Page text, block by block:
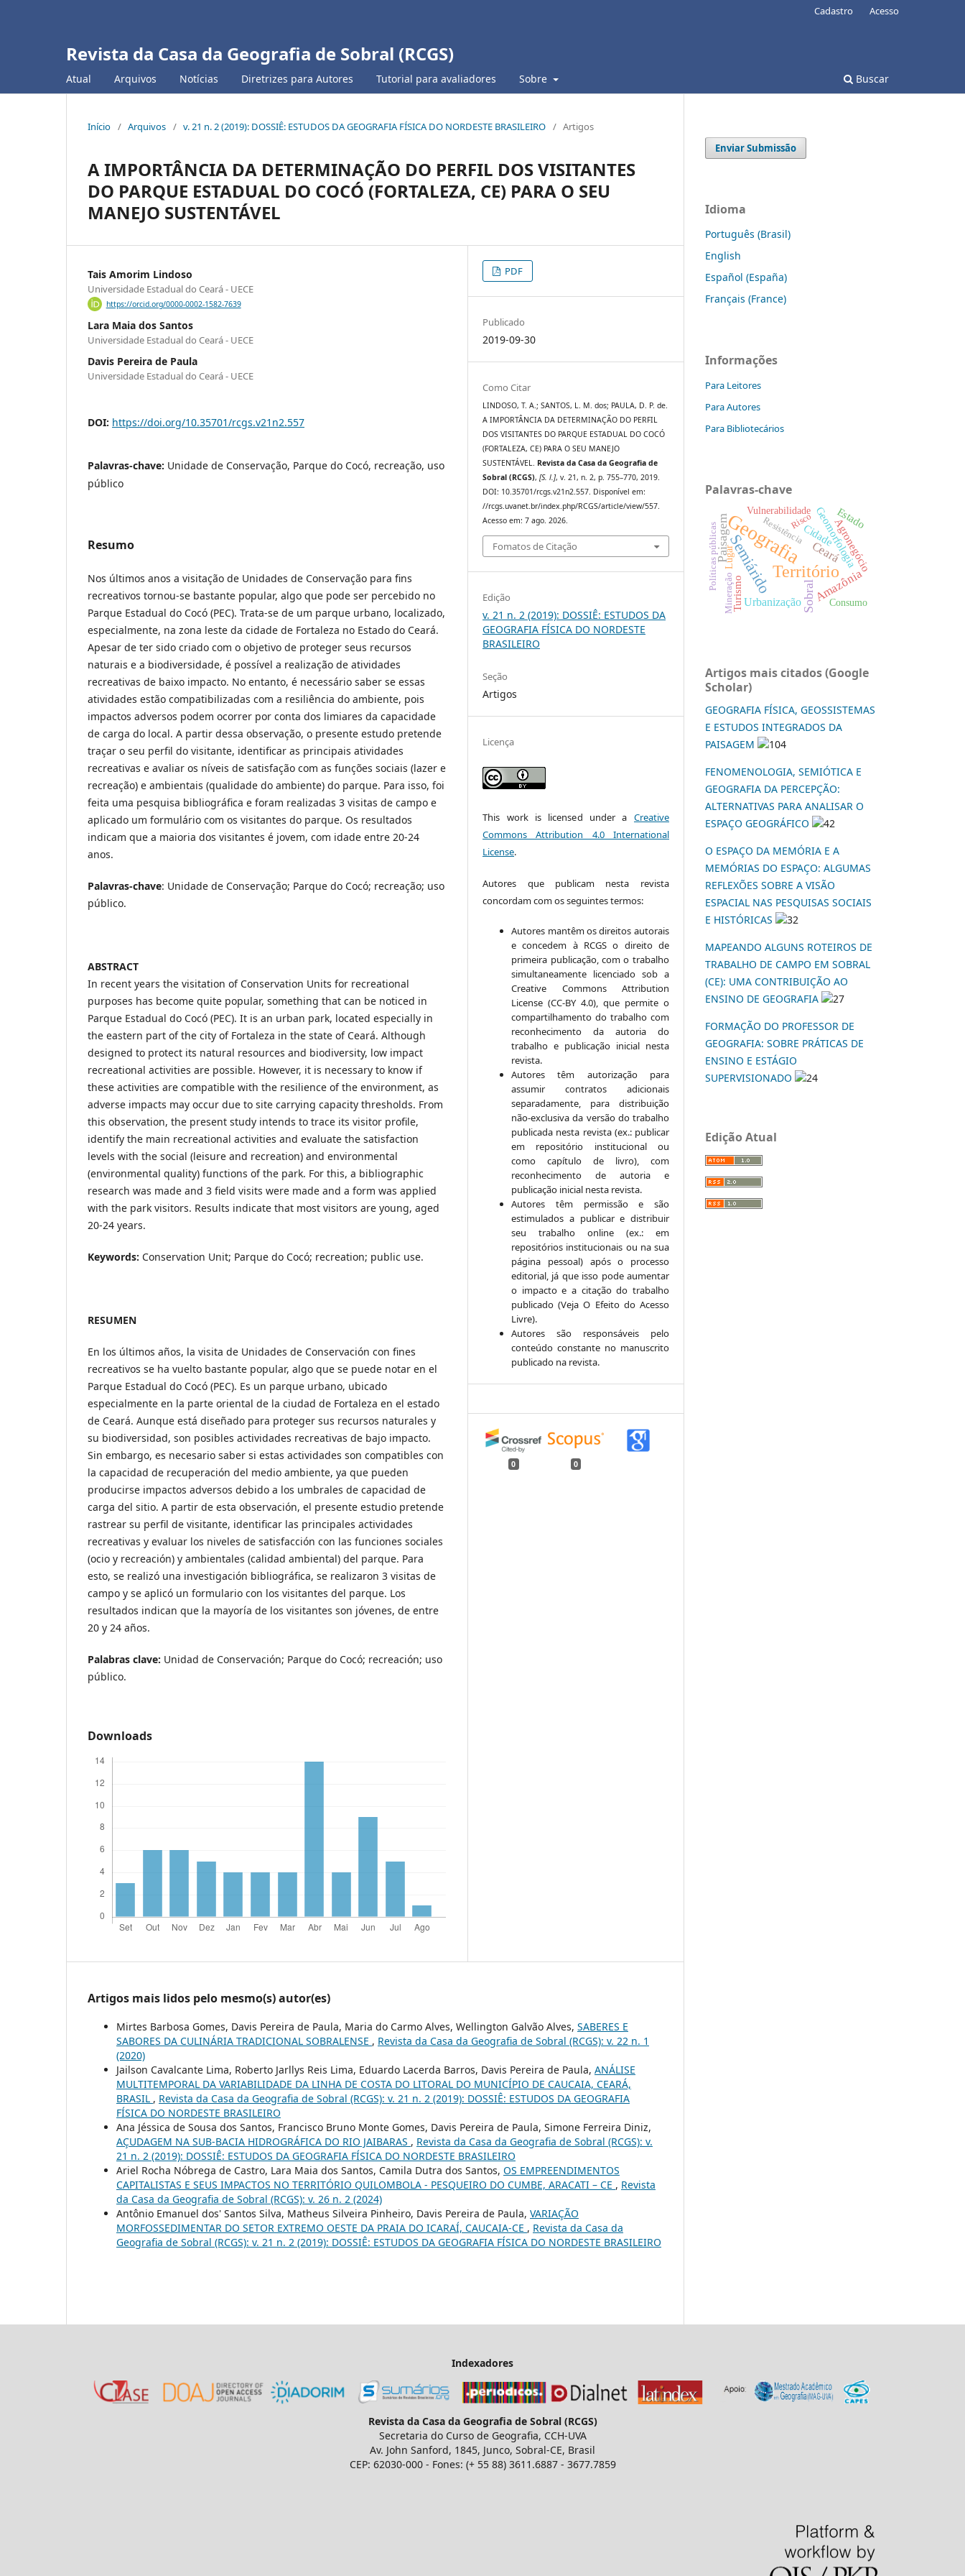
Revista da Casa da Geografia de Sobral (RCGS)
Atual Arquivos Notícias Diretrizes para Autores Tutorial para avaliadores Sobre Buscar
Cadastro Acesso
Início / Arquivos / v. 21 n. 2 (2019): DOSSIÊ: ESTUDOS DA GEOGRAFIA FÍSICA DO NORDESTE BRASILEIRO / Artigos
A IMPORTÂNCIA DA DETERMINAÇÃO DO PERFIL DOS VISITANTES
DO PARQUE ESTADUAL DO COCÓ (FORTALEZA, CE) PARA O SEU
MANEJO SUSTENTÁVEL
Tais Amorim Lindoso
Universidade Estadual do Ceará - UECE
https://orcid.org/0000-0002-1582-7639
Lara Maia dos Santos
Universidade Estadual do Ceará - UECE
Davis Pereira de Paula
Universidade Estadual do Ceará - UECE
DOI: https://doi.org/10.35701/rcgs.v21n2.557
Palavras-chave: Unidade de Conservação, Parque do Cocó, recreação, uso
público
Resumo
Nos últimos anos a visitação de Unidades de Conservação para fins
recreativos tornou-se bastante popular, algo que pode ser percebido no
Parque Estadual do Cocó (PEC). Trata-se de um parque urbano, localizado,
especialmente, na zona leste da cidade de Fortaleza no Estado do Ceará.
Apesar de ter sido criado com o objetivo de proteger seus recursos
naturais e a biodiversidade, é possível a realização de atividades
recreativas de baixo impacto. No entanto, é necessário saber se essas
atividades estão compatibilizadas com a resiliência do ambiente, pois
impactos adversos podem ocorrer por conta dos limiares da capacidade
de carga do local. A partir dessa observação, o presente estudo pretende
traçar o seu perfil do visitante, identificar as principais atividades
recreativas e avaliar os níveis de satisfação com as funções sociais (lazer e
recreação) e ambientais (qualidade do ambiente) do parque. Para isso, foi
feita uma pesquisa bibliográfica e foram realizadas 3 visitas de campo e
aplicado um formulário com os visitantes do parque. Os resultados
indicam que a maioria dos visitantes é jovem, com idade entre 20-24
anos.
Palavras-chave: Unidade de Conservação; Parque do Cocó; recreação; uso
público.
ABSTRACT
In recent years the visitation of Conservation Units for recreational
purposes has become quite popular, something that can be noticed in
Parque Estadual do Cocó (PEC). It is an urban park, located especially in
the eastern part of the city of Fortaleza in the state of Ceará. Although
designed to protect its natural resources and biodiversity, low impact
recreational activities are possible. However, it is necessary to know if
these activities are compatible with the resilience of the environment, as
adverse impacts may occur due to site carrying capacity thresholds. From
this observation, the present study intends to trace its visitor profile,
identify the main recreational activities and evaluate the satisfaction
levels with the social (leisure and recreation) and environmental
(environmental quality) functions of the park. For this, a bibliographic
research was made and 3 field visits were made and a form was applied
with the park visitors. Results indicate that most visitors are young, aged
20-24 years.
Keywords: Conservation Unit; Parque do Cocó; recreation; public use.
RESUMEN
En los últimos años, la visita de Unidades de Conservación con fines
recreativos se ha vuelto bastante popular, algo que se puede notar en el
Parque Estadual do Cocó (PEC). Es un parque urbano, ubicado
especialmente en la parte oriental de la ciudad de Fortaleza en el estado
de Ceará. Aunque está diseñado para proteger sus recursos naturales y
su biodiversidad, son posibles actividades recreativas de bajo impacto.
Sin embargo, es necesario saber si estas actividades son compatibles con
la capacidad de recuperación del medio ambiente, ya que pueden
producirse impactos adversos debido a los umbrales de capacidad de
carga del sitio. A partir de esta observación, el presente estudio pretende
rastrear su perfil de visitante, identificar las principales actividades
recreativas y evaluar los niveles de satisfacción con las funciones sociales
(ocio y recreación) y ambientales (calidad ambiental) del parque. Para
esto, se realizó una investigación bibliográfica, se realizaron 3 visitas de
campo y se aplicó un formulario con los visitantes del parque. Los
resultados indican que la mayoría de los visitantes son jóvenes, de entre
20 y 24 años.
Palabras clave: Unidad de Conservación; Parque do Cocó; recreación; uso
público.
Downloads
PDF
Publicado
2019-09-30
Como Citar
LINDOSO, T. A.; SANTOS, L. M. dos; PAULA, D. P. de.
A IMPORTÂNCIA DA DETERMINAÇÃO DO PERFIL
DOS VISITANTES DO PARQUE ESTADUAL DO COCÓ
(FORTALEZA, CE) PARA O SEU MANEJO
SUSTENTÁVEL. Revista da Casa da Geografia de
Sobral (RCGS),[S. l.], v. 21, n. 2, p. 755–770, 2019.
DOI: 10.35701/rcgs.v21n2.557. Disponível em:
//rcgs.uvanet.br/index.php/RCGS/article/view/557.
Acesso em: 7 ago. 2026.
Fomatos de Citação
Edição
v. 21 n. 2 (2019): DOSSIÊ: ESTUDOS DA
GEOGRAFIA FÍSICA DO NORDESTE
BRASILEIRO
Seção
Artigos
Licença
This work is licensed under a Creative
Commons Attribution 4.0 International
License.
Autores que publicam nesta revista
concordam com os seguintes termos:
Autores mantêm os direitos autorais
e concedem à RCGS o direito de
primeira publicação, com o trabalho
simultaneamente licenciado sob a
Creative Commons Attribution
License (CC-BY 4.0), que permite o
compartilhamento do trabalho com
reconhecimento da autoria do
trabalho e publicação inicial nesta
revista.
Autores têm autorização para
assumir contratos adicionais
separadamente, para distribuição
não-exclusiva da versão do trabalho
publicada nesta revista (ex.: publicar
em repositório institucional ou
como capítulo de livro), com
reconhecimento de autoria e
publicação inicial nesta revista.
Autores têm permissão e são
estimulados a publicar e distribuir
seu trabalho online (ex.: em
repositórios institucionais ou na sua
página pessoal) após o processo
editorial, já que isso pode aumentar
o impacto e a citação do trabalho
publicado (Veja O Efeito do Acesso
Livre).
Autores são responsáveis pelo
conteúdo constante no manuscrito
publicado na revista.
0 0
Artigos mais lidos pelo mesmo(s) autor(es)
Mirtes Barbosa Gomes, Davis Pereira de Paula, Maria do Carmo Alves, Wellington Galvão Alves, SABERES E
SABORES DA CULINÁRIA TRADICIONAL SOBRALENSE , Revista da Casa da Geografia de Sobral (RCGS): v. 22 n. 1
(2020)
Jailson Cavalcante Lima, Roberto Jarllys Reis Lima, Eduardo Lacerda Barros, Davis Pereira de Paula, ANÁLISE
MULTITEMPORAL DA VARIABILIDADE DA LINHA DE COSTA DO LITORAL DO MUNICÍPIO DE CAUCAIA, CEARÁ,
BRASIL , Revista da Casa da Geografia de Sobral (RCGS): v. 21 n. 2 (2019): DOSSIÊ: ESTUDOS DA GEOGRAFIA
FÍSICA DO NORDESTE BRASILEIRO
Ana Jéssica de Sousa dos Santos, Francisco Bruno Monte Gomes, Davis Pereira de Paula, Simone Ferreira Diniz,
AÇUDAGEM NA SUB-BACIA HIDROGRÁFICA DO RIO JAIBARAS , Revista da Casa da Geografia de Sobral (RCGS): v.
21 n. 2 (2019): DOSSIÊ: ESTUDOS DA GEOGRAFIA FÍSICA DO NORDESTE BRASILEIRO
Ariel Rocha Nóbrega de Castro, Lara Maia dos Santos, Camila Dutra dos Santos, OS EMPREENDIMENTOS
CAPITALISTAS E SEUS IMPACTOS NO TERRITÓRIO QUILOMBOLA - PESQUEIRO DO CUMBE, ARACATI – CE , Revista
da Casa da Geografia de Sobral (RCGS): v. 26 n. 2 (2024)
Antônio Emanuel dos' Santos Silva, Matheus Silveira Pinheiro, Davis Pereira de Paula, VARIAÇÃO
MORFOSSEDIMENTAR DO SETOR EXTREMO OESTE DA PRAIA DO ICARAÍ, CAUCAIA-CE , Revista da Casa da
Geografia de Sobral (RCGS): v. 21 n. 2 (2019): DOSSIÊ: ESTUDOS DA GEOGRAFIA FÍSICA DO NORDESTE BRASILEIRO
Enviar Submissão
Idioma
Português (Brasil)
English
Español (España)
Français (France)
Informações
Para Leitores
Para Autores
Para Bibliotecários
Palavras-chave
Geografia
Território
Semiárido Sobral
Paisagem Ceará
Amazônia
Urbanização
Geomorfologia
Agronegócio
Turismo
Cidade
Estado
Vulnerabilidade
Consumo
Lugar
Resistência
Risco
Políticas públicas
Mineração
Artigos mais citados (Google
Scholar)
GEOGRAFIA FÍSICA, GEOSSISTEMAS
E ESTUDOS INTEGRADOS DA
PAISAGEM
104
FENOMENOLOGIA, SEMIÓTICA E
GEOGRAFIA DA PERCEPÇÃO:
ALTERNATIVAS PARA ANALISAR O
ESPAÇO GEOGRÁFICO
42
O ESPAÇO DA MEMÓRIA E A
MEMÓRIAS DO ESPAÇO: ALGUMAS
REFLEXÕES SOBRE A VISÃO
ESPACIAL NAS PESQUISAS SOCIAIS
E HISTÓRICAS
32
MAPEANDO ALGUNS ROTEIROS DE
TRABALHO DE CAMPO EM SOBRAL
(CE): UMA CONTRIBUIÇÃO AO
ENSINO DE GEOGRAFIA
27
FORMAÇÃO DO PROFESSOR DE
GEOGRAFIA: SOBRE PRÁTICAS DE
ENSINO E ESTÁGIO
SUPERVISIONADO
24
Edição Atual
Indexadores
Revista da Casa da Geografia de Sobral (RCGS)
Secretaria do Curso de Geografia, CCH-UVA
Av. John Sanford, 1845, Junco, Sobral-CE, Brasil
CEP: 62030-000 - Fones: (+ 55 88) 3611.6887 - 3677.7859